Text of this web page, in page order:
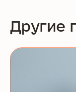
Другие